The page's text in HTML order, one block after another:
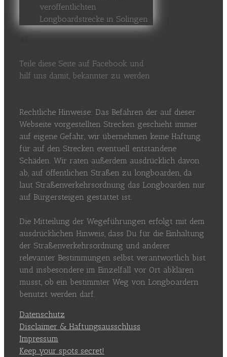
veröffentlichten
Longboardstrecke in Solingen
Teile diese Seite auf Facebook und
hilf uns damit, bekannter zu werden
Rechtliche Hinweise: Das Befahren der auf dieser
Webseite vorgestellten Strecken geschieht immer
auf eigene Gefahr, wir übernehmen keine Haftung
für auf den Strecken eventuell entstandene
Schäden. Wir raten außerdem ausdrücklich davon
ab, auf öffentlichen Straßen zu longboarden, da
laut Straßenverkehrsordnung das Longboarden nur
auf Bürgersteigen gestattet ist.
Die Mitteilung der Wegeführungen erfolgt mit dem
ausdrücklichen Hinweis, dass Du für die Einhaltung
der Straßenverkehrsordnung und anderer
relevanter Bestimmungen selbst verantwortlich bist
und insbesondere im Einzelfall vor Ort abklären
musst, ob ein bestimmter Weg von Longboardern
benutzt werden darf.
Datenschutz
Disclaimer & Haftungsausschluss
Impressum
Keep your spots secret!